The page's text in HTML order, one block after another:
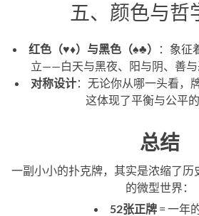
五、颜色与哲
红色（♥️♦️）与黑色（♠️♣️）
：象征
立——白天与黑夜、阳与阴、善与
对称设计：无论你从哪一头看，
这体现了平衡与公平的
总结
一副小小的扑克牌，其实是浓缩了历
的微型世界：
52张正牌= 一年